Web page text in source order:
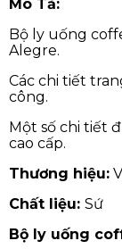
Mô Tả:
Bộ ly uống
Alegre.
Các chi tiết
công.
Một số chi tiết
cao cấp.
Thương hiệu:
Chất liệu: Sứ
Bộ ly uống